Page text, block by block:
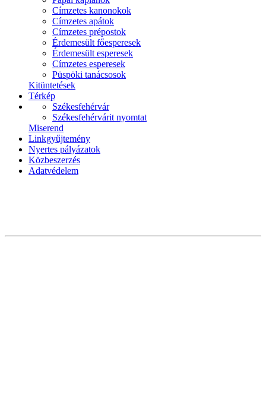
Címzetes kanonokok
Címzetes apátok
Címzetes prépostok
Érdemesült főesperesek
Érdemesült esperesek
Címzetes esperesek
Püspöki tanácsosok
Kitüntetések
Térkép
Székesfehérvár
Székesfehérvárit nyomtat
Miserend
Linkgyűjtemény
Nyertes pályázatok
Közbeszerzés
Adatvédelem